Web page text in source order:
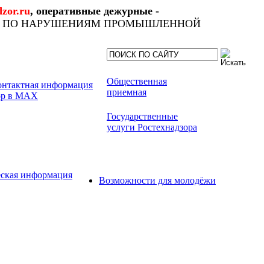
, оперативные дежурные -
ПО НАРУШЕНИЯМ ПРОМЫШЛЕННОЙ
Общественная
приемная
Государственные
услуги Ростехнадзора
информация
Возможности для молодёжи